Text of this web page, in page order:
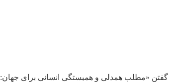
گفتن «مطلب همدلی و همبستگی انسانی برای جهان: